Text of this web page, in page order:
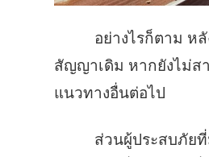
อย่างไรก็ตาม ห
สัญญาเดิม หากยังไม่ส
แนวทางอื่นต่อไป
ส่วนผู้ประสบภัย